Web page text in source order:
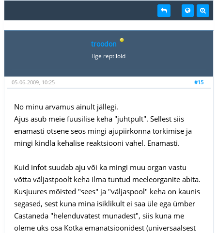
troodon
ilge reptiloid
#15
05-06-2009, 10:25
No minu arvamus ainult jällegi.
Ajus asub meie füüsilise keha "juhtpult". Sellest siis
enamasti otsene seos mingi ajupiirkonna torkimise ja
mingi kindla kehalise reaktsiooni vahel. Enamasti.
Kuid infot suudab aju või ka mingi muu organ vastu
võtta väljastpoolt keha ilma tuntud meeleorganite abita.
Kusjuures mõisted "sees" ja "väljaspool" keha on kaunis
segased, sest kuna mina isiklikult ei saa üle ega ümber
Castaneda "helenduvatest munadest", siis kuna me
oleme üks osa Kotka emanatsioonidest (universaalsest